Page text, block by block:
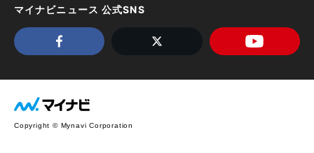
マイナビニュース 公式SNS
Copyright © Mynavi Corporation